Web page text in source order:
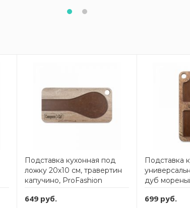
Подставка кухонная под
ложку 20х10 см, травертин
капучино, ProFashion
649 руб.
Подставка
дуб
ComposeEat
699 руб.